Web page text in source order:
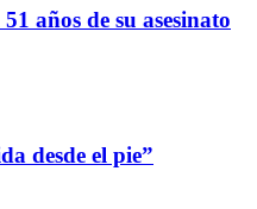
años de su asesinato
desde el pie”